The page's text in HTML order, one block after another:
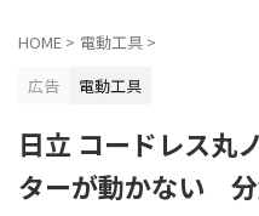
HOME > 電動工具 >
広告
電動工具
日立 コードレス
ターが動かない